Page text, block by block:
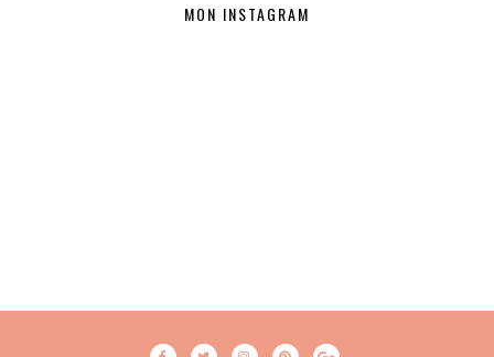
MON INSTAGRAM